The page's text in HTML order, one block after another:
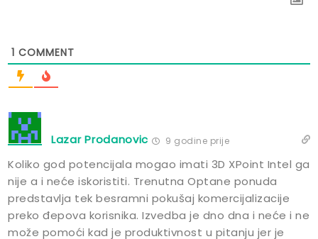
1 COMMENT
Lazar Prodanovic 9 godine prije
Koliko god potencijala mogao imati 3D XPoint Intel ga
nije a i neće iskoristiti. Trenutna Optane ponuda
predstavlja tek besramni pokušaj komercijalizacije
preko đepova korisnika. Izvedba je dno dna i neće i ne
može pomoći kad je produktivnost u pitanju jer je